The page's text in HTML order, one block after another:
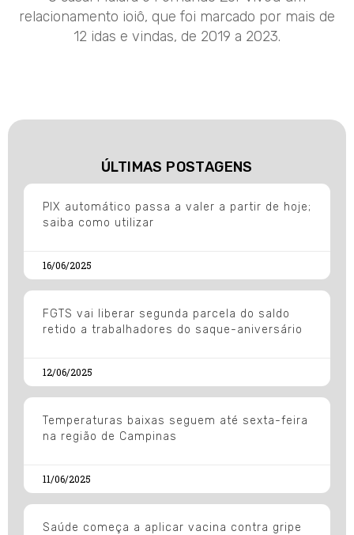
relacionamento ioiô, que foi marcado por mais de
12 idas e vindas, de 2019 a 2023.
ÚLTIMAS POSTAGENS
PIX automático passa a valer a partir de hoje;
saiba como utilizar
16/06/2025
FGTS vai liberar segunda parcela do saldo
retido a trabalhadores do saque-aniversário
12/06/2025
Temperaturas baixas seguem até sexta-feira
na região de Campinas
11/06/2025
Saúde começa a aplicar vacina contra gripe